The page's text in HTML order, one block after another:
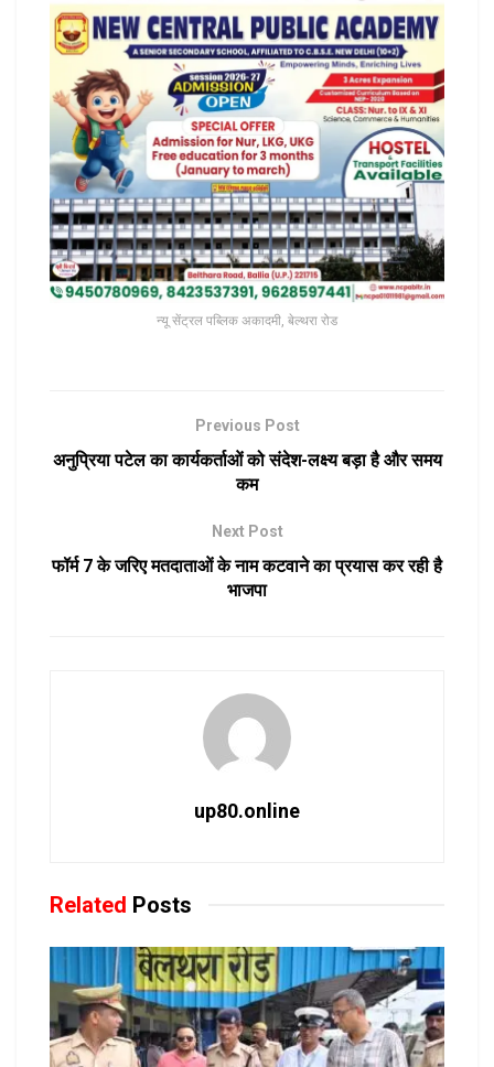
न्यू सेंट्रल पब्लिक अकादमी, बेल्थरा रोड
Previous Post
अनुप्रिया पटेल का कार्यकर्ताओं को संदेश-लक्ष्य बड़ा है और समय
कम
Next Post
फॉर्म 7 के जरिए मतदाताओं के नाम कटवाने का प्रयास कर रही है
भाजपा
up80.online
Related Posts